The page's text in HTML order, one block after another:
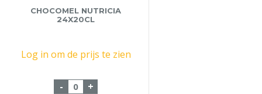
CHOCOMEL NUTRICIA
24X20CL
Log in om de prijs te zien
- Chocomel Nutricia 24x20cl aantal
+